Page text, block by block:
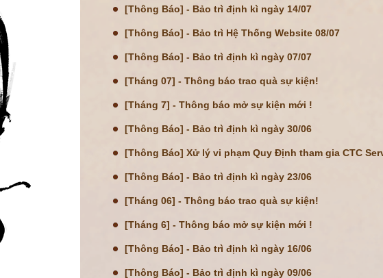
[Thông Báo] - Bảo trì định kì ngày 14/07
[Thông Báo] - Bảo trì Hệ Thống Website 08/07
[Thông Báo] - Bảo trì định kì ngày 07/07
[Tháng 07] - Thông báo trao quà sự kiện!
[Tháng 7] - Thông báo mở sự kiện mới !
[Thông Báo] - Bảo trì định kì ngày 30/06
[Thông Báo] Xử lý vi phạm Quy Định tham gia CTC
[Thông Báo] - Bảo trì định kì ngày 23/06
[Tháng 06] - Thông báo trao quà sự kiện!
[Tháng 6] - Thông báo mở sự kiện mới !
[Thông Báo] - Bảo trì định kì ngày 16/06
[Thông Báo] - Bảo trì định kì ngày 09/06